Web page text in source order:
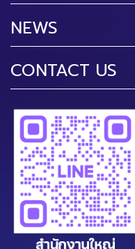
NEWS
CONTACT US